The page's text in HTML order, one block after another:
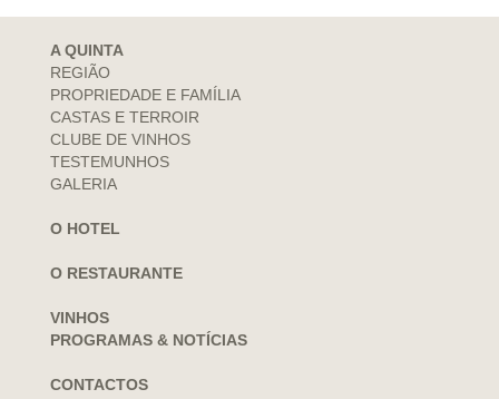
A QUINTA
REGIÃO
PROPRIEDADE E FAMÍLIA
CASTAS E TERROIR
CLUBE DE VINHOS
TESTEMUNHOS
GALERIA
O HOTEL
O RESTAURANTE
VINHOS
PROGRAMAS & NOTÍCIAS
CONTACTOS